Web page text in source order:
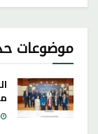
موضوعات